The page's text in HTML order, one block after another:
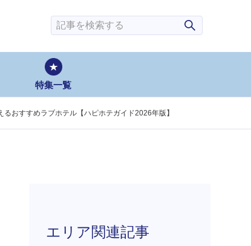
特集一覧
おすすめラブホテル【ハピホテガイド2026年版】
エリア関連記事